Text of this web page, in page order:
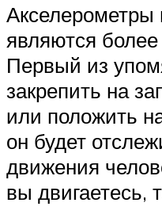
Акселерометры
являются
Первый из
закрепить на
или положить
он будет
движения
вы двигаетесь,